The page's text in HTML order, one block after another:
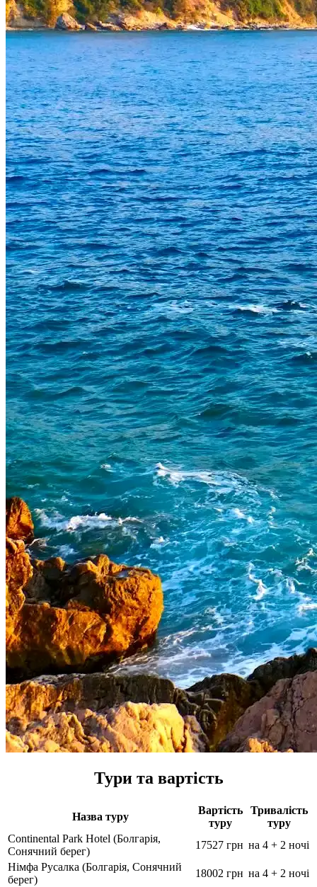
Тури та вартість
Назва туру
Вартість
туру
Тривалість
туру
Continental Park Hotel (Болгарія,
Сонячний берег)
17527 грн на 4 + 2 ночі
Німфа Русалка (Болгарія, Сонячний
берег)
18002 грн на 4 + 2 ночі